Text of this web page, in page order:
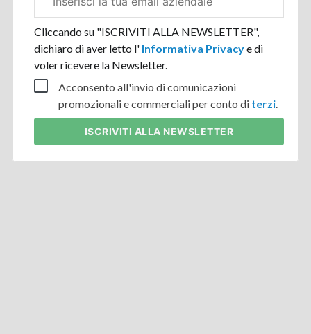
aziendale
Cliccando su "ISCRIVITI ALLA NEWSLETTER",
dichiaro di aver letto l' Informativa Privacye di
voler ricevere la Newsletter.
Acconsento all'invio di comunicazioni
promozionali e commerciali per conto di terzi
ISCRIVITI ALLA NEWSLETTER